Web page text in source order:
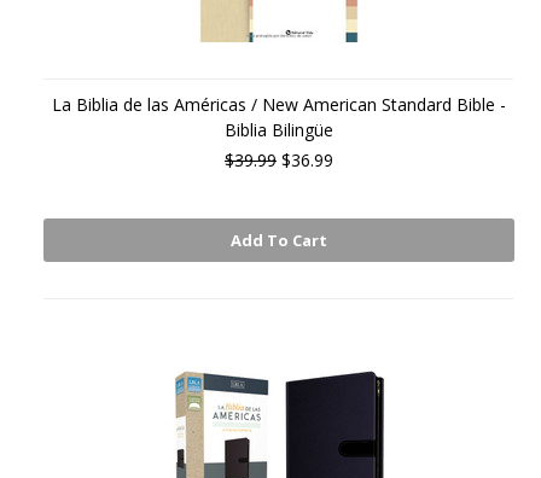
La Biblia de las Américas / New American Standard Bible -
Biblia Bilingüe
$39.99 $36.99
Add To Cart